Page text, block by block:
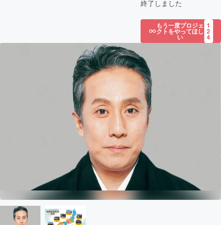
終了しました
もう一度プロジェ
クトをやってほし
い
1
2
4